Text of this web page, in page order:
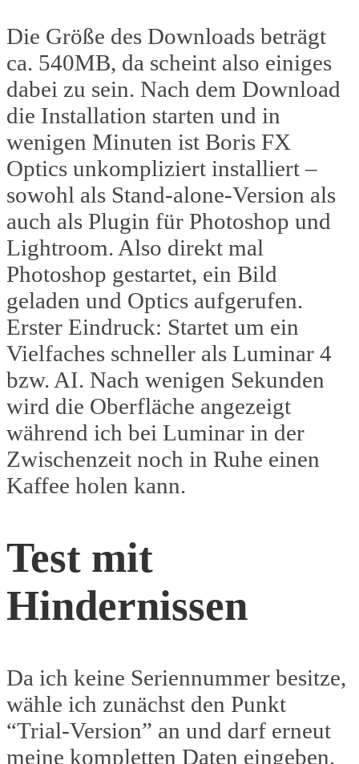
Die Größe des Downloads beträgt
ca. 540MB, da scheint also einiges
dabei zu sein. Nach dem Download
die Installation starten und in
wenigen Minuten ist Boris FX
Optics unkompliziert installiert –
sowohl als Stand-alone-Version als
auch als Plugin für Photoshop und
Lightroom. Also direkt mal
Photoshop gestartet, ein Bild
geladen und Optics aufgerufen.
Erster Eindruck: Startet um ein
Vielfaches schneller als Luminar 4
bzw. AI. Nach wenigen Sekunden
wird die Oberfläche angezeigt
während ich bei Luminar in der
Zwischenzeit noch in Ruhe einen
Kaffee holen kann.
Test mit
Hindernissen
Da ich keine Seriennummer besitze,
wähle ich zunächst den Punkt
“Trial-Version” an und darf erneut
meine kompletten Daten eingeben.